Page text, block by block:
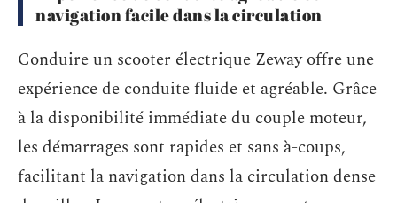
navigation facile dans la circulation
Conduire un scooter électrique Zeway offre une
expérience de conduite fluide et agréable. Grâce
à la disponibilité immédiate du couple moteur,
les démarrages sont rapides et sans à-coups,
facilitant la navigation dans la circulation dense